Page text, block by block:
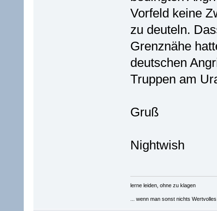
Vorfeld keine
zu deuteln.
Grenznähe
deutschen
Truppen am
Gruß
Nightwish
lerne leiden, ohne zu klagen
... wenn man sonst nichts